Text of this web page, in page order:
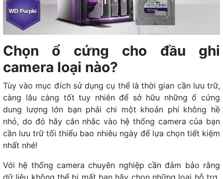
Chọn ổ cứng cho đầu ghi
camera loại nào?
Tùy vào mục đích sử dụng cụ thể là thời gian cần lưu trữ,
càng lâu càng tốt tuy nhiên để sở hữu những ổ cứng
dung lượng lớn bạn phải chi một khoản phí không hề
nhỏ, do đó hãy cân nhắc vào hệ thống camera của bạn
cần lưu trữ tối thiểu bao nhiêu ngày để lựa chọn tiết kiệm
nhất nhé!
Với hệ thống camera chuyên nghiệp cần đảm bảo rằng
dữ liệu không thể bị mất bạn hãy chọn những loại hỗ trợ